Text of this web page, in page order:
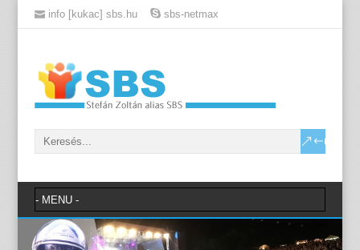
info [kukac] sbs.hu sbs-netmax